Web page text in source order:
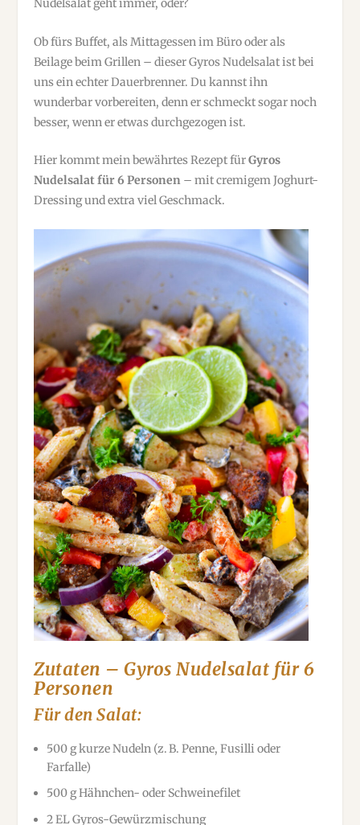
Nudelsalat geht immer, oder?
Ob fürs Buffet, als Mittagessen im Büro oder als
Beilage beim Grillen – dieser Gyros Nudelsalat ist bei
uns ein echter Dauerbrenner. Du kannst ihn
wunderbar vorbereiten, denn er schmeckt sogar noch
besser, wenn er etwas durchgezogen ist.
Hier kommt mein bewährtes Rezept fürGyros
Nudelsalat für 6 Personen – mit cremigem Joghurt-
Dressing und extra viel Geschmack.
Zutaten – Gyros Nudelsalat für 6
Personen
Für den Salat:
500 g kurze Nudeln (z. B. Penne, Fusilli oder
Farfalle)
500 g Hähnchen- oder Schweinefilet
2 EL Gyros-Gewürzmischung